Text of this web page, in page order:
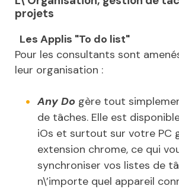
projets
Les Applis "To do list"
Pour les consultants sont
leur organisation :
Any Do gère tout
de tâches. Elle est
iOs et surtout sur votre PC
extension chrome, ce qui
synchroniser vos listes de
n\’importe quel appareil